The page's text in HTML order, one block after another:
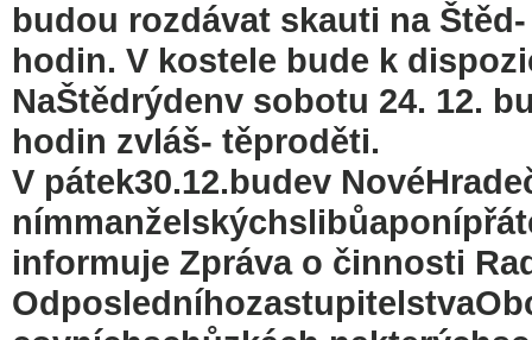
budou rozdávat skauti na
hodin. V kostele bude k
NaŠtědrýdenv sobotu 24. 12.
hodin zvláš- těproděti.
V pátek30.12.budev
informuje Zpráva o činnosti